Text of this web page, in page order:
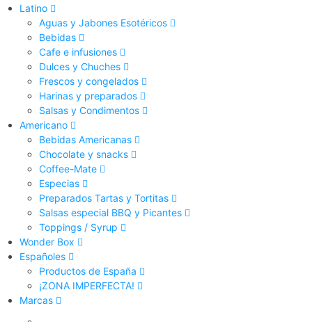
Latino
Aguas y Jabones Esotéricos
Bebidas
Cafe e infusiones
Dulces y Chuches
Frescos y congelados
Harinas y preparados
Salsas y Condimentos
Americano
Bebidas Americanas
Chocolate y snacks
Coffee-Mate
Especias
Preparados Tartas y Tortitas
Salsas especial BBQ y Picantes
Toppings / Syrup
Wonder Box
Españoles
Productos de España
¡ZONA IMPERFECTA!
Marcas